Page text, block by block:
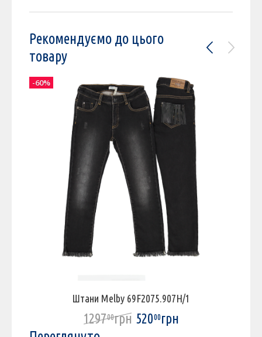
Рекомендуємо до цього
товару
Штани Melby 69F2075.907H/1
129700грн 52000грн
-60%